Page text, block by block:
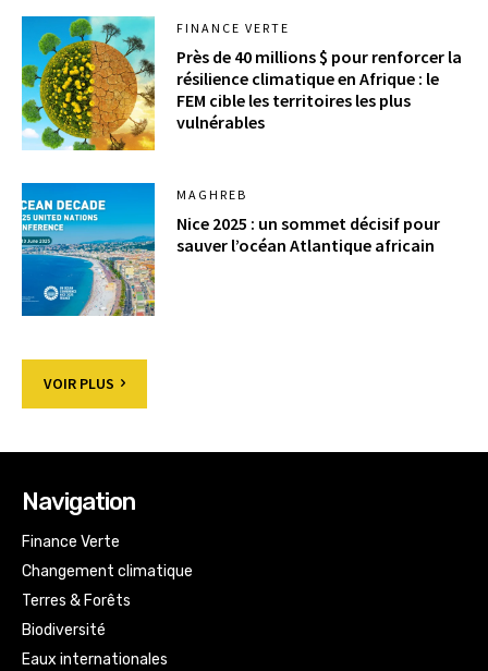
FINANCE VERTE
Près de 40 millions $ pour renforcer la
résilience climatique en Afrique : le
FEM cible les territoires les plus
vulnérables
MAGHREB
Nice 2025 : un sommet décisif pour
sauver l’océan Atlantique africain
VOIR PLUS
Navigation
Finance Verte
Changement climatique
Terres & Forêts
Biodiversité
Eaux internationales